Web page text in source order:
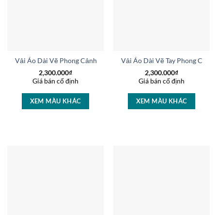
Vải Áo Dài Vẽ Phong Cảnh Mới Ra AD V14756
2,300.000₫
Giá bán cố định
XEM MÀU KHÁC
Vải Áo Dài Vẽ Tay Phong
2,300.000₫
Giá bán cố định
XEM MÀU KHÁC